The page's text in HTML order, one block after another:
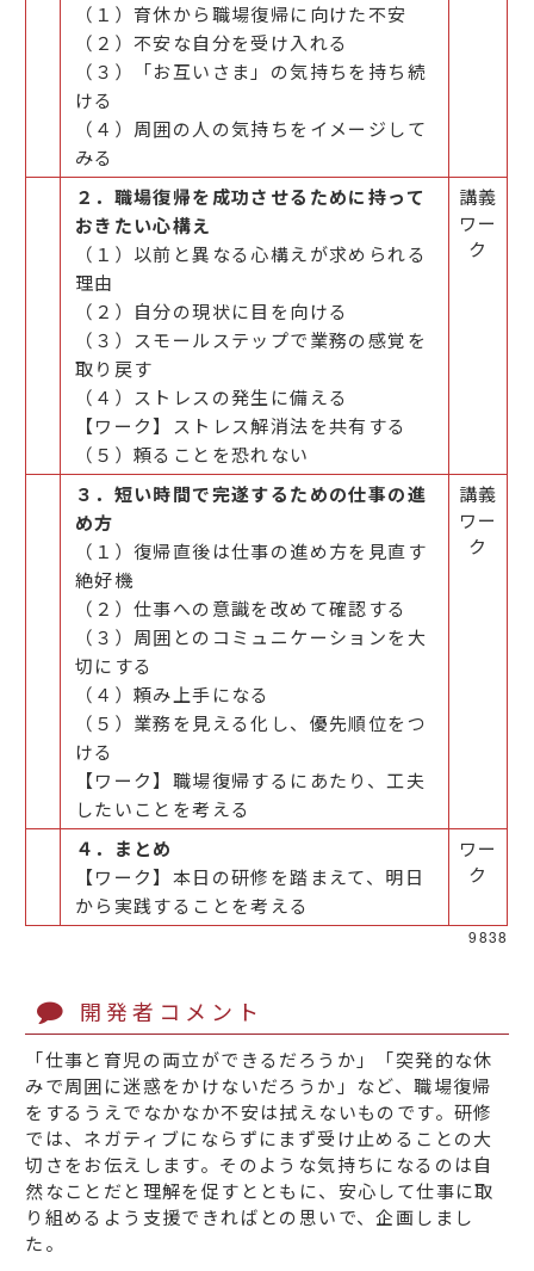
（１）育休から職場復帰に向けた不安
（２）不安な自分を受け入れる
（３）「お互いさま」の気持ちを持ち続
ける
（４）周囲の人の気持ちをイメージして
みる
２．職場復帰を成功させるために持って
おきたい心構え
（１）以前と異なる心構えが求められる
理由
（２）自分の現状に目を向ける
（３）スモールステップで業務の感覚を
取り戻す
（４）ストレスの発生に備える
【ワーク】ストレス解消法を共有する
（５）頼ることを恐れない
講義
ワー
ク
３．短い時間で完遂するための仕事の進
め方
（１）復帰直後は仕事の進め方を見直す
絶好機
（２）仕事への意識を改めて確認する
（３）周囲とのコミュニケーションを大
切にする
（４）頼み上手になる
（５）業務を見える化し、優先順位をつ
ける
【ワーク】職場復帰するにあたり、工夫
したいことを考える
講義
ワー
ク
４．まとめ
【ワーク】本日の研修を踏まえて、明日
から実践することを考える
ワー
ク
9838
開発者コメント
「仕事と育児の両立ができるだろうか」「突発的な休
みで周囲に迷惑をかけないだろうか」など、職場復帰
をするうえでなかなか不安は拭えないものです。研修
では、ネガティブにならずにまず受け止めることの大
切さをお伝えします。そのような気持ちになるのは自
然なことだと理解を促すとともに、安心して仕事に取
り組めるよう支援できればとの思いで、企画しまし
た。